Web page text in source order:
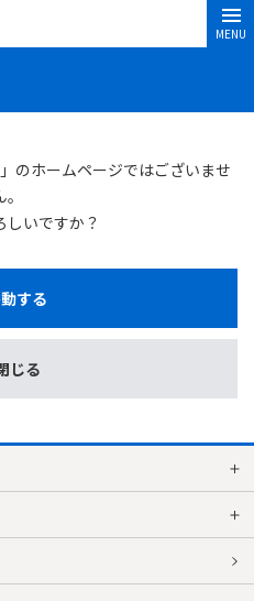
MENU
のホームページではございませ
しいですか？
じる
する